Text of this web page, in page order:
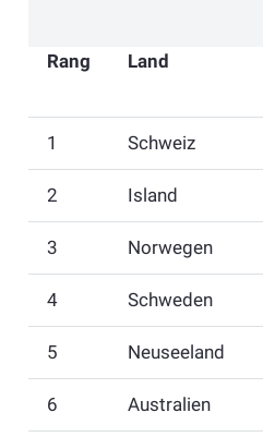
Rang Land
1 Schweiz
2 Island
3 Norwegen
4 Schweden
5 Neuseeland
6 Australien